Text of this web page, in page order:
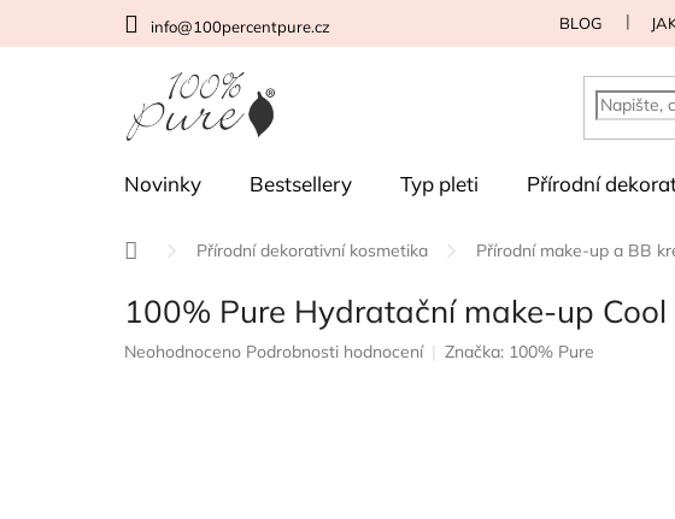
info@100percentpure.cz BLOG
Novinky Bestsellery Typ pleti Přírodní
Domů Přírodní dekorativní kosmetika Přírodní make-up a BB
100% Pure Hydratační make-up
Průměrné
Neohodnoceno Podrobnosti hodnocení Značka: 100% Pure